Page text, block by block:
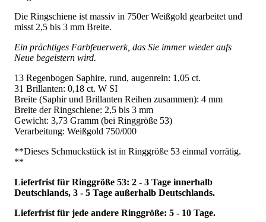
Die Ringschiene ist massiv in 750er Weißgold gearbeitet und
misst 2,5 bis 3 mm Breite.
Ein prächtiges Farbfeuerwerk, das Sie immer wieder aufs
Neue begeistern wird.
13 Regenbogen Saphire, rund, augenrein: 1,05 ct.
31 Brillanten: 0,18 ct. W SI
Breite (Saphir und Brillanten Reihen zusammen): 4 mm
Breite der Ringschiene: 2,5 bis 3 mm
Gewicht: 3,73 Gramm (bei Ringgröße 53)
Verarbeitung: Weißgold 750/000
**Dieses Schmuckstück ist in Ringgröße 53 einmal vorrätig.
**
Lieferfrist für Ringgröße 53: 2 - 3 Tage innerhalb
Deutschlands, 3 - 5 Tage außerhalb Deutschlands.
Lieferfrist für jede andere Ringgröße: 5 - 10 Tage.